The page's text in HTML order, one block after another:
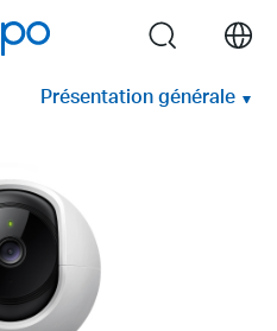
search
Présentation générale